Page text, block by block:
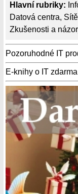
Hlavní rubriky:
Datová centra, Sítě
Zkušenosti a
Pozoruhodné IT
E-knihy o IT zdarma